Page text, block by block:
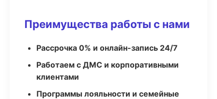
Преимущества работы с нами
Рассрочка 0% и онлайн-запись 24/7
Работаем с ДМС и корпоративными
клиентами
Программы лояльности и семейные